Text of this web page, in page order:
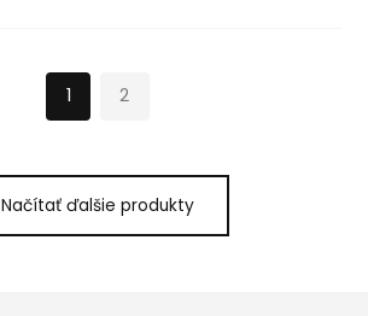
1 2
Načítať ďalšie produkty